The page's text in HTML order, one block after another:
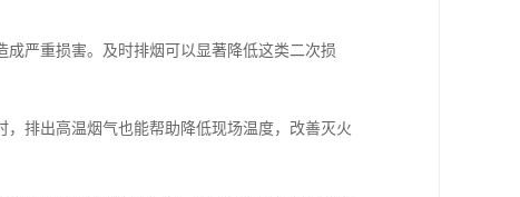
严重损害。及时排烟可以显著降低这类二次损
排出高温烟气也能帮助降低现场温度，改善灭火